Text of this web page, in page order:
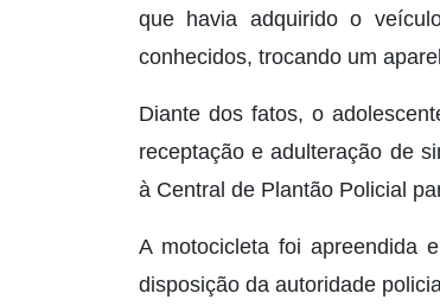
que havia adquirido o
conhecidos, trocando um
Diante dos fatos, o
receptação e adulteração de
à Central de Plantão Policial
A motocicleta foi apreendida
disposição da autoridade